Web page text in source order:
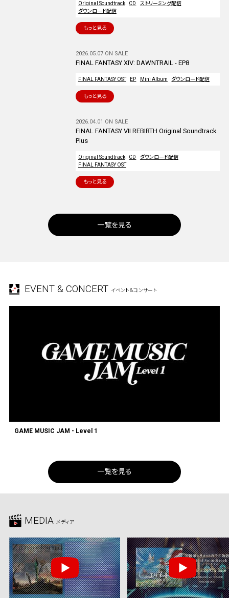
Original Soundtrack CD
ストリーミング配信
ダウンロード配信
もっと見る
2026.05.07 ON SALE
FINAL FANTASY XIV: DAWNTRAIL - EP8
FINAL FANTASY OST EP Mini Album ダウンロード配信
もっと見る
2026.04.01 ON SALE
FINAL FANTASY VII REBIRTH Original Soundtrack
Plus
Original Soundtrack CD
ダウンロード配信
FINAL FANTASY OST
もっと見る
一覧を見る
EVENT & CONCERT イベント＆コンサート
GAME MUSIC JAM - Level 1
一覧を見る
MEDIA メディア